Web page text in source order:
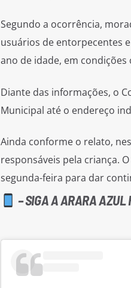
Segundo a ocorrência,
usuários de entorpecentes
ano de idade, em
Diante das informações, o
Municipal até o endereço
Ainda conforme o relato,
responsáveis pela criança.
segunda-feira para dar
– SIGA A ARARA AZUL